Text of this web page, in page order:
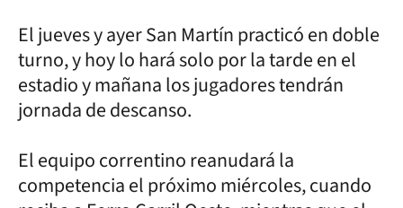
El jueves y ayer San Martín practicó en doble
turno, y hoy lo hará solo por la tarde en el
estadio y mañana los jugadores tendrán
jornada de descanso.
El equipo correntino reanudará la
competencia el próximo miércoles, cuando